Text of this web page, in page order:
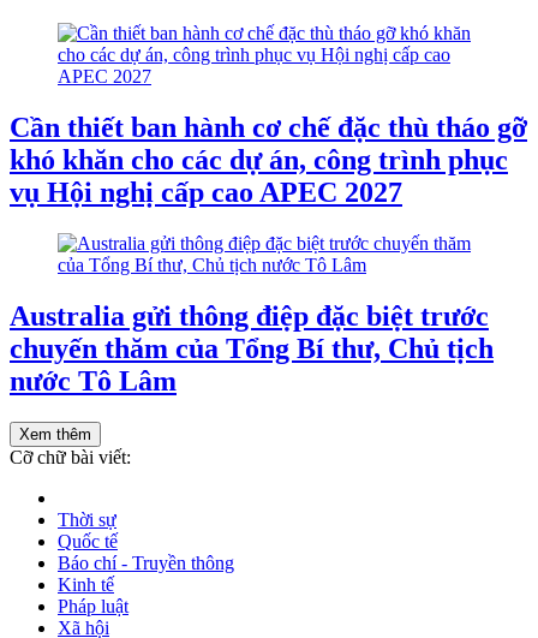
Cần thiết ban hành cơ chế đặc thù tháo gỡ
khó khăn cho các dự án, công trình phục
vụ Hội nghị cấp cao APEC 2027
Australia gửi thông điệp đặc biệt trước
chuyến thăm của Tổng Bí thư, Chủ tịch
nước Tô Lâm
Xem thêm
Cỡ chữ bài viết:
Thời sự
Quốc tế
Báo chí - Truyền thông
Kinh tế
Pháp luật
Xã hội